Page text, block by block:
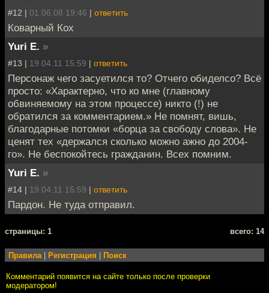
#12 | 01.06.08 19:46 | ответить
Коварный Кох
Yuri E. »
#13 | 19.04.11 15:59 | ответить
Персонаж чего засуетился то? Отчего обиделсо? Всё
просто: «Характерно, что ко мне (главному
обвиняемому на этом процессе) никто (!) не
обратился за комментарием.» Не помнят, вишь,
благодарные потомки «борца за свободу слова». Не
ценят тех «держался сколько можно ажно до 2004-
го». Не беспокойтесь гражданин. Всех помним.
Yuri E. »
#14 | 19.04.11 15:59 | ответить
Пардон. Не туда отправил.
cтраницы: 1 всего: 14
Правила| Регистрация Поиск
Комментарий появится на сайте только после проверки
модератором!